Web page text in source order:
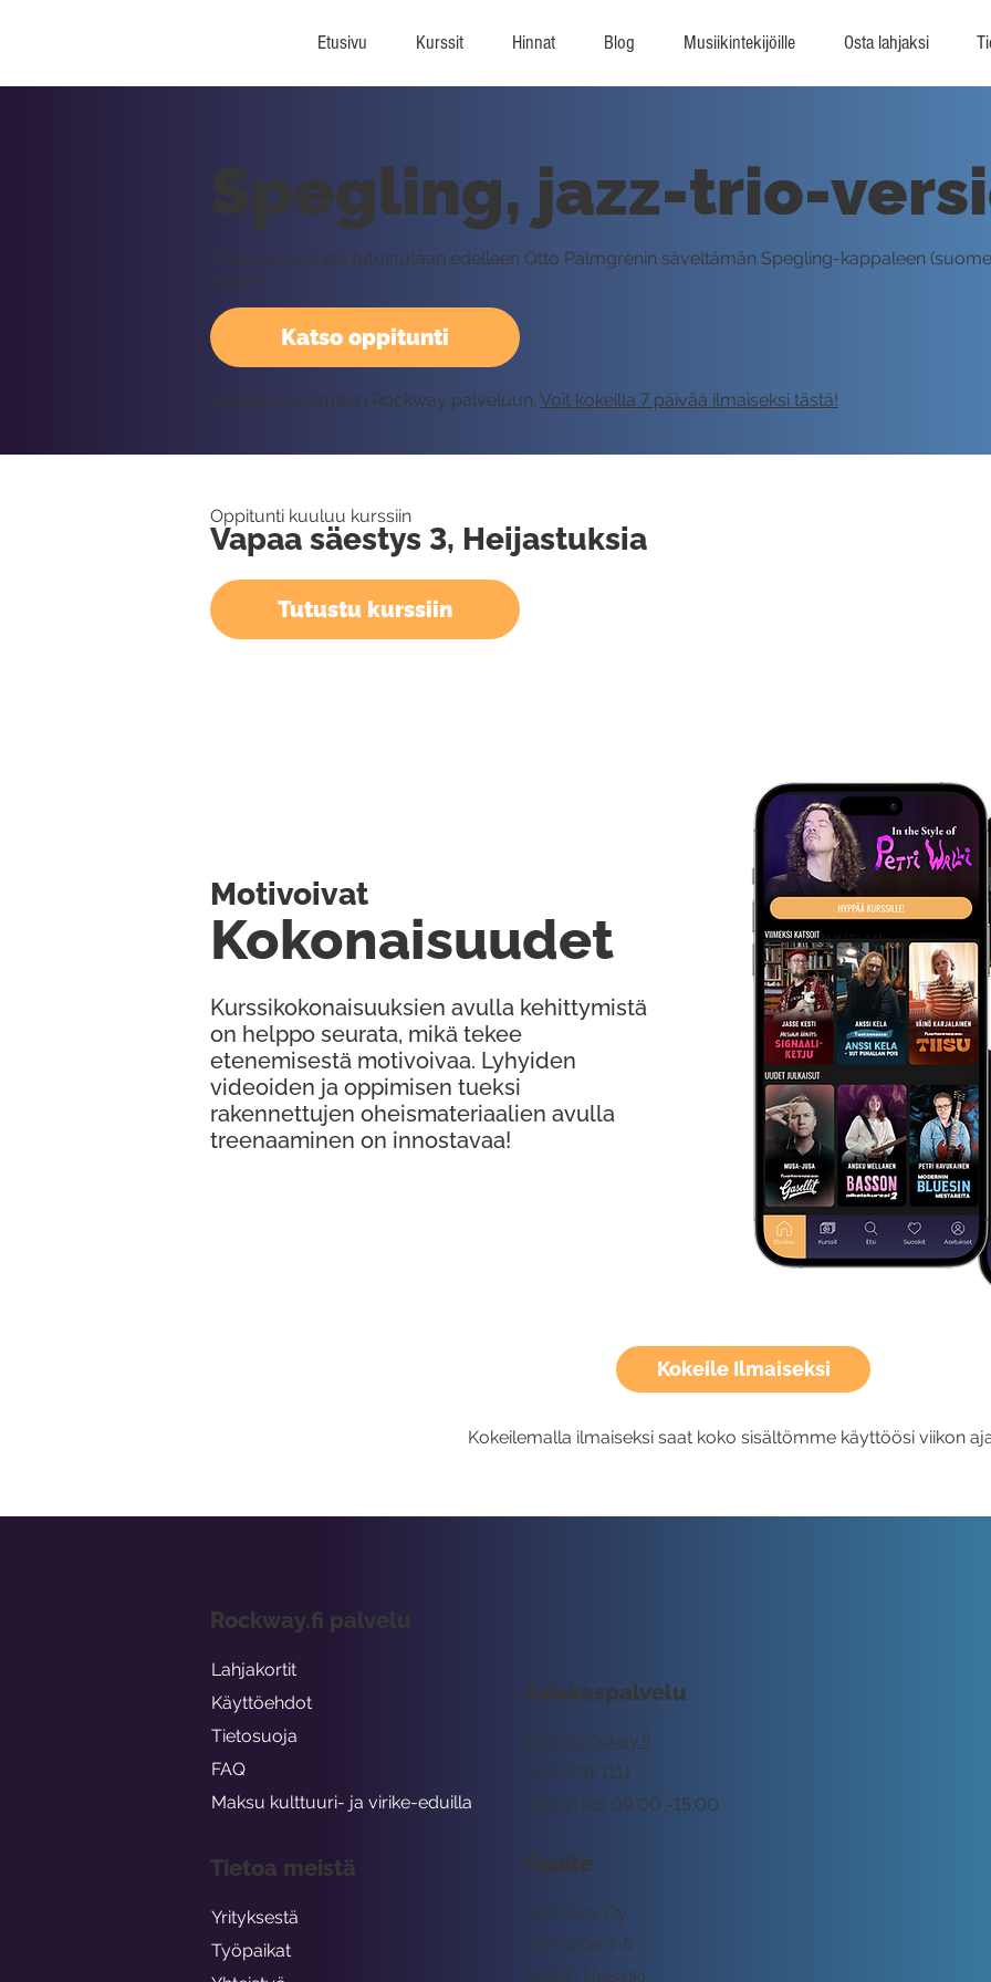
Etusivu Kurssit Hinnat Blog Musiikintekijöille Osta lahjaksi
Kokeile Ilmaiseksi
Kokeilemalla ilmaiseksi saat koko sisältömme käyttöösi viikon
Katso oppitunti
Spegling, jazz-trio-
Tällä oppitunnilla tutustutaan edelleen Otto Palmgrenin säveltämän Spegling-kappaleen
osaan.
Vaatii kirjautumisen Rockway palveluun. Voit kokeilla 7 päivää ilmaiseksi tästä!
Oppitunti kuuluu kurssiin
Vapaa säestys 3, Heijastuksia
Tutustu kurssiin
Kurssikokonaisuuksien avulla kehittymistä
on helppo seurata, mikä tekee
etenemisestä motivoivaa. Lyhyiden
videoiden ja oppimisen tueksi
rakennettujen oheismateriaalien avulla
treenaaminen on innostavaa!
Kokonaisuudet
Motivoivat
Asiakaspalvelu
tuki@rockway.fi
Arkisin klo 09:00 -15:00
045 7731 1111
Osoite
Rockway Oy
Lemuntie 3-5
00510 Helsinki
Rockway.fi palvelu
Lahjakortit
Käyttöehdot
Tietosuoja
FAQ
Maksu kulttuuri- ja virike-eduilla
Tietoa meistä
Yrityksestä
Työpaikat